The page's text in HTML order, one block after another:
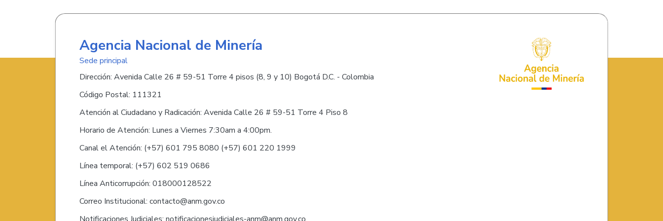
Agencia Nacional de Minería
Sede principal
Dirección: Avenida Calle 26 # 59-51 Torre 4 pisos (8, 9 y 10) Bogotá D.C. - Colombia
Código Postal: 111321
Atención al Ciudadano y Radicación: Avenida Calle 26 # 59-51 Torre 4 Piso 8
Horario de Atención: Lunes a Viernes 7:30am a 4:00pm.
Canal el Atención: (+57) 601 795 8080 (+57) 601 220 1999
Línea temporal: (+57) 602 519 0686
Línea Anticorrupción: 018000128522
Correo Institucional: contacto@anm.gov.co
Notificaciones Judiciales: notificacionesjudiciales-anm@anm.gov.co